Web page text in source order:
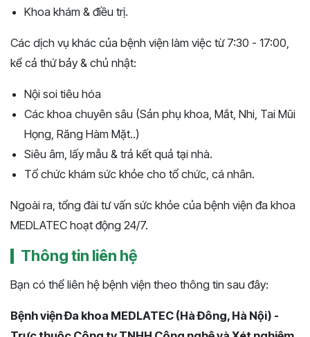
Khoa khám & điều trị.
Các dịch vụ khác của bệnh viện làm việc từ 7:30 - 17:00,
kể cả thứ bảy & chủ nhật:
Nội soi tiêu hóa
Các khoa chuyên sâu (Sản phụ khoa, Mắt, Nhi, Tai Mũi
Họng, Răng Hàm Mặt..)
Siêu âm, lấy mẫu & trả kết quả tại nhà.
Tổ chức khám sức khỏe cho tổ chức, cá nhân.
Ngoài ra, tổng đài tư vấn sức khỏe của bệnh viện đa khoa
MEDLATEC hoạt động 24/7.
Thông tin liên hệ
Bạn có thể liên hệ bệnh viện theo thông tin sau đây:
Bệnh viện Đa khoa MEDLATEC (Hà Đông, Hà Nội) -